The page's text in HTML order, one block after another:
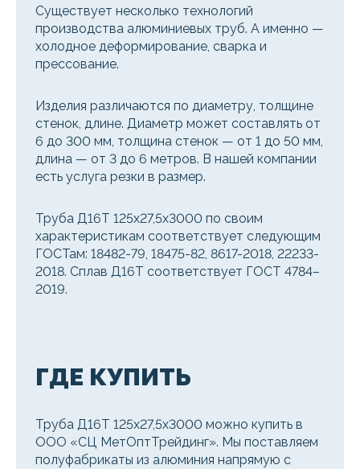
Существует несколько технологий
производства алюминиевых труб. А именно —
холодное деформирование, сварка и
прессование.
Изделия различаются по диаметру, толщине
стенок, длине. Диаметр может составлять от
6 до 300 мм, толщина стенок — от 1 до 50 мм,
длина — от 3 до 6 метров. В нашей компании
есть услуга резки в размер.
Труба Д16Т 125х27,5х3000 по своим
характеристикам соответствует следующим
ГОСТам: 18482-79, 18475-82, 8617-2018, 22233-
2018. Сплав Д16Т соответствует ГОСТ 4784–
2019.
ГДЕ КУПИТЬ
Труба Д16Т 125х27,5х3000 можно купить в
ООО «СЦ МетОптТрейдинг». Мы поставляем
полуфабрикаты из алюминия напрямую с